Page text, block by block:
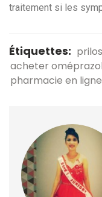
traitement si les
Étiquettes:
acheter
pharmacie en ligne